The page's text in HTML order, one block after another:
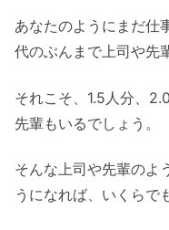
あなたのようにまだ仕
代のぶんまで上司や先
それこそ、1.5人分、
先輩もいるでしょう。
そんな上司や先輩のよ
うになれば、いくらで